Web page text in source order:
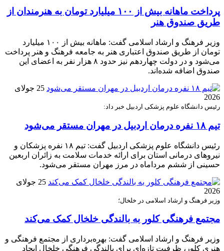
پرداخت ماهانه بیش از ۱۰۰ میلیارد تومان به هنرمندان از
طریق صندوق هنر
وزیر فرهنگ و ارشاد اسلامی گفت: ماهانه بیش از ۱۰۰ میلیارد
تومان از طریق صندوق اعتباری هنر به جامعه فرهنگ و هنر پرداخت
می‌شود و در دولت چهاردهم نیز حدود ۸ هزار نفر به اعضای این
صندوق اضافه شده‌اند.
25 جولای
2026
رئیس دانشگاه علوم پزشکی اردبیل خبر داد:
تیم ۱۸ نفره درمان اردبیل در مهران مستقر می‌شود
رئیس دانشگاه علوم پزشکی اردبیل گفت: تیم ۱۸ نفره پزشکان و
نیروهای درمانی استان برای ارائه خدمات سلامت به زائران اربعین
حسینی از ششم مرداماه در مرز مهران مستقر می‌شود.
25 جولای
2026
وزیر فرهنگ و ارشاد اسلامی در خلخال؛
مجتمع فرهنگی کلور به بالندگی خلخال کمک می‌کند
وزیر فرهنگ و ارشاد اسلامی گفت: بهره‌برداری از مجتمع فرهنگی و
هنری کلور، ظرفیت تازه‌ای برای بالندگی فرهنگی خلخال ایجاد